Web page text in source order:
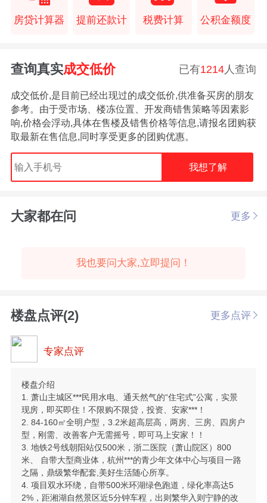
房贷计算器 提前还款计 税费计算 公积金额度
查询真实成交低价 已有1214 人查询
成交低价,是目前已经出现过的成交低价,供准备买房的朋友
参考。由于受市场、楼冻位置、开发商错售策略等因素影
响,价格会浮动,具体在售楼及错售价格等信息,请报名团购获
取最新在售信息,同时享受更多的团购优惠。
我想了解
大家都在问 更多
我也要问大家,立即提问！
楼盘点评(2) 更多点评
专家点评
楼盘介绍
1. 萧山主城区***民用水电、通天然气的“住宅式”公寓，实景
现房，即买即住！不限购不限贷，投资、安家***！
2. 84-160㎡全明户型，3.2米超高层高，两房、三房、四房户
型，刚需、改善客户无需摇号，即可马上安家！！
3. 地铁2号线朝阳站仅500米，浙二医院（萧山院区）800
米、 自带大型商业体，杭州***的青少年文体中心与项目一路
之隔，鼎级繁华配套,美好生活随心所享。
4. 项目双水环绕，自带500米环湖绿色跑道，绿化率高达5
2%，距湘湖自然景区近5分钟车程，出则繁华入则宁静的改